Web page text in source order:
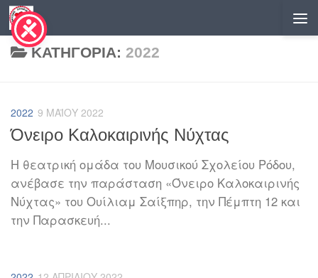
Skip to content
ΚΑΤΗΓΟΡΊΑ: 2022
2022 9 ΜΑΪ́ΟΥ 2022
Όνειρο Καλοκαιρινής Νύχτας
H θεατρική ομάδα του Μουσικού Σχολείου Ρόδου,
ανέβασε την παράσταση «Όνειρο Καλοκαιρινής
Νύχτας» του Ουίλιαμ Σαίξπηρ, την Πέμπτη 12 και
την Παρασκευή...